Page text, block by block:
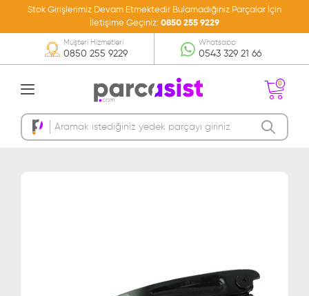
Stok Girişlerimiz Devam Etmektedir Bulamadığınız Parçalar İçin
İletişime Geçiniz: 0850 255 9229
0850 255 9229
Müşteri Hizmetleri
0543 329 21 66
Whatsapp
0
Sepetinizde Ürün